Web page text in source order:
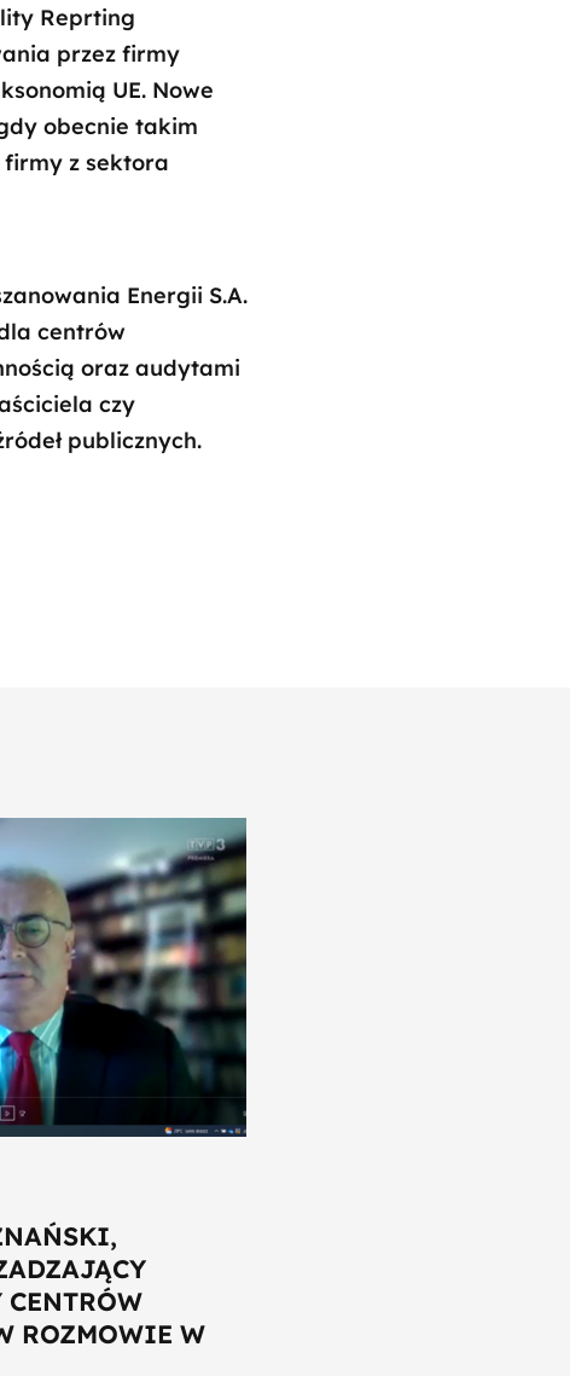
Reprting
przez firmy
UE. Nowe
obecnie takim
firmy z sektora
Energii S.A.
centrów
oraz audytami
czy
publicznych.
ROZMOWIE W